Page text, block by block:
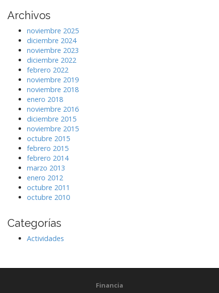
a
s
e
Archivos
noviembre 2025
diciembre 2024
noviembre 2023
diciembre 2022
febrero 2022
noviembre 2019
noviembre 2018
enero 2018
noviembre 2016
diciembre 2015
noviembre 2015
octubre 2015
febrero 2015
febrero 2014
marzo 2013
enero 2012
octubre 2011
octubre 2010
Categorías
Actividades
Financia